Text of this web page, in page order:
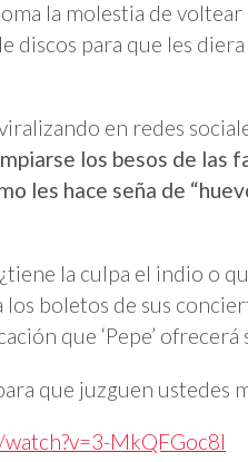
la molestia de voltear
discos para que les
en redes
los besos de las
les hace seña de
la culpa el indio o
los boletos de sus
que ‘Pepe’
que juzguen ustedes
MkQFGoc8I